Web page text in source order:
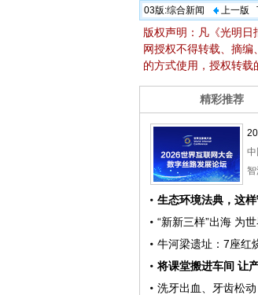
03版:综合新闻 上一版
版权声明：凡《光明日
网授权不得转载、摘
的方式使用，授权转载